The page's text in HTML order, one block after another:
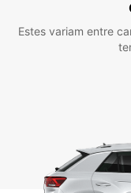
Estes variam entre